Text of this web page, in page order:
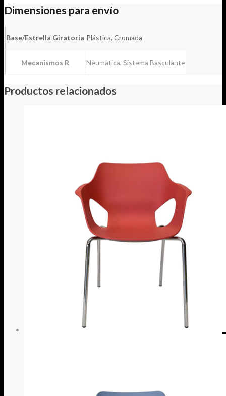
Dimensiones para envío
Base/Estrella Giratoria Plástica, Cromada
Mecanismos R Neumatica, Sistema Basculante
Productos relacionados